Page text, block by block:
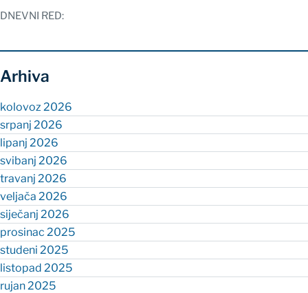
DNEVNI RED:
Arhiva
kolovoz 2026
srpanj 2026
lipanj 2026
svibanj 2026
travanj 2026
veljača 2026
siječanj 2026
prosinac 2025
studeni 2025
listopad 2025
rujan 2025